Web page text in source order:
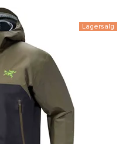
Lagersalg